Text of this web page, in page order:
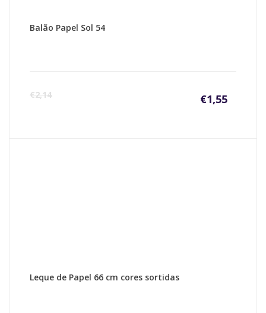
Balão Papel Sol 54
€2,14 €1,55
Leque de Papel 66 cm cores sortidas